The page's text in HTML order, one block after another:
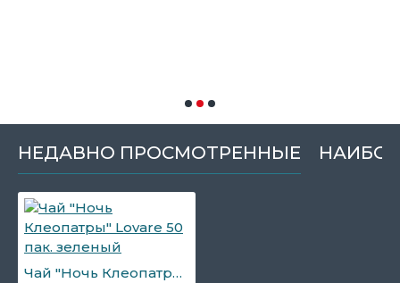
НЕДАВНО ПРОСМОТРЕННЫЕ
Чай "Ночь Клеопатры" Lovare 50 пак. зеленый